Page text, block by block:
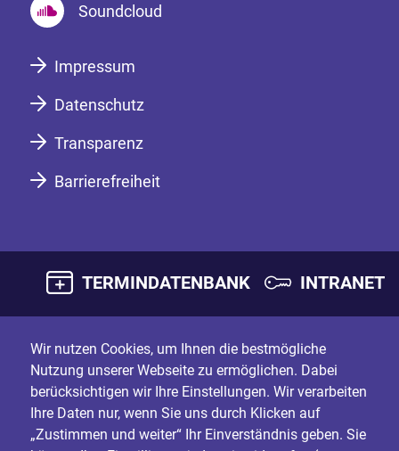
Soundcloud
Impressum
Datenschutz
Transparenz
Barrierefreiheit
TERMINDATENBANK INTRANET
Wir nutzen Cookies, um Ihnen die bestmögliche
Nutzung unserer Webseite zu ermöglichen. Dabei
berücksichtigen wir Ihre Einstellungen. Wir verarbeiten
Ihre Daten nur, wenn Sie uns durch Klicken auf
„Zustimmen und weiter“ Ihr Einverständnis geben. Sie